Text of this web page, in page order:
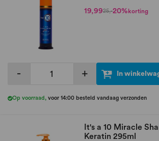
19,9925,-20% korting
- + In
Op voorraad , voor 14:00 besteld vandaag verzonden
It's a 10 Miracle
Keratin 295ml